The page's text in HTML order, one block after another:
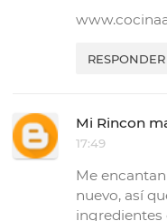
RESPONDER
Mi Rincon
17:49
Me
nuevo, así
ingredientes